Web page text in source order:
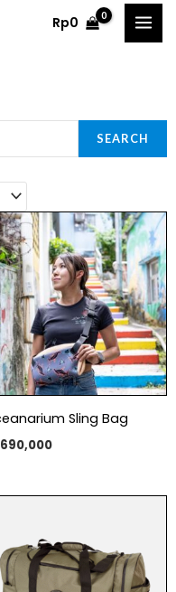
Rp0
SEARCH
Sling Bag
690,000